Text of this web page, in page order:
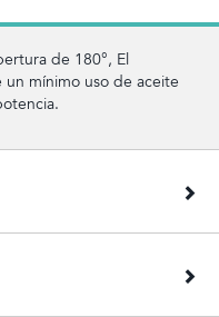
de 180°, El
mínimo uso de aceite